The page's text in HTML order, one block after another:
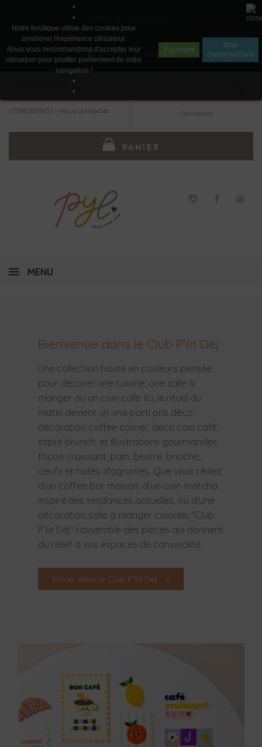
avec Paypal
Devenir revendeur
0768389902 • Nous contacter Connexion
PANIER
•
•
Notre boutique utilise des cookies pour
améliorer l'expérience utilisateur.
Nous vous recommandons d'accepter leur
utilisation pour profiter pleinement de votre
navigation !
•
•
J'accepte
Plus
d'informations
MENU
Bienvenue dans le Club P'tit Déj
Une collection haute en couleurs pensée
pour décorer une cuisine, une salle à
manger ou un coin café. Ici, le rituel du
matin devient un vrai parti pris déco :
décoration coffee corner, déco coin café,
esprit brunch, et illustrations gourmandes
façon croissant, pain, beurre, brioche,
oeufs et notes d’agrumes. Que vous rêviez
d’un coffee bar maison, d’un coin matcha
inspiré des tendances actuelles, ou d’une
décoration salle à manger colorée, "Club
P’tit Déj" rassemble des pièces qui donnent
du relief à vos espaces de convivialité.
Entrer dans le Club P'tit Déj